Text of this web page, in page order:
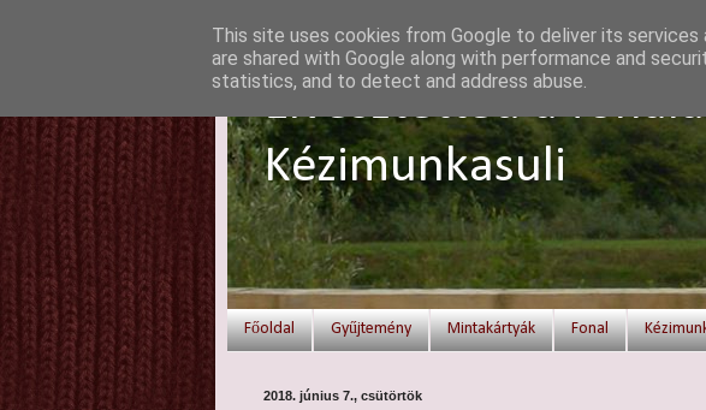
Elvesztetted a
Kézimunkasuli
Főoldal Gyűjtemény Mintakártyák Fonal
2018. június 7., csütörtök
This site uses cookies from Google to deliver its
are shared with Google along with performance and
statistics, and to detect and address abuse.